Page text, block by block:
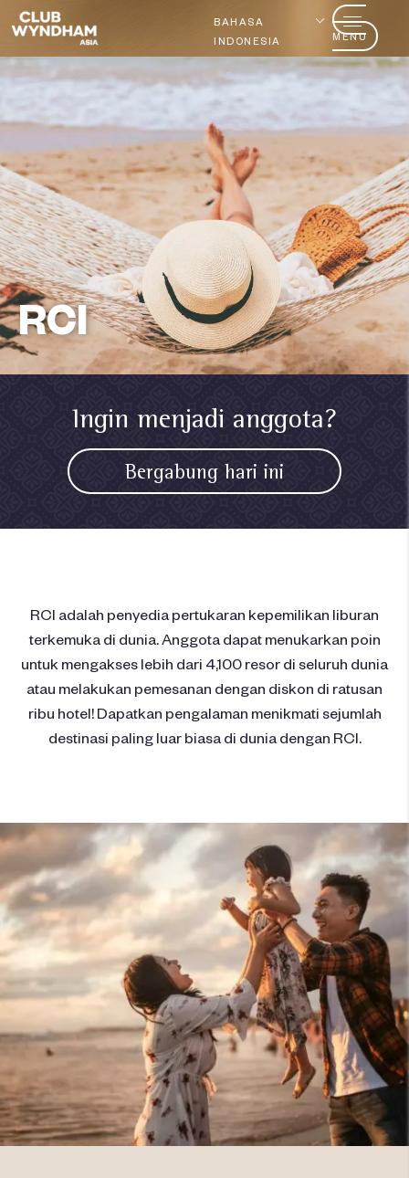
BAHASA
INDONESIA
MENU
RCI
Ingin menjadi anggota?
Bergabung hari ini
RCI adalah penyedia pertukaran kepemilikan liburan
terkemuka di dunia. Anggota dapat menukarkan poin
untuk mengakses lebih dari 4,100 resor di seluruh dunia
atau melakukan pemesanan dengan diskon di ratusan
ribu hotel! Dapatkan pengalaman menikmati sejumlah
destinasi paling luar biasa di dunia dengan RCI.